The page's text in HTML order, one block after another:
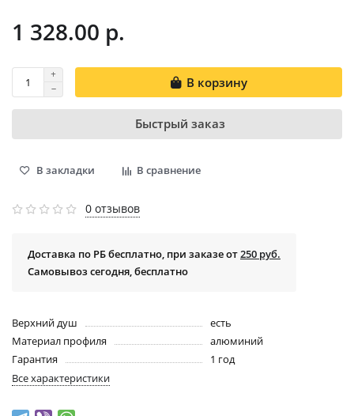
1 328.00 р.
В корзину
Быстрый заказ
В закладки В сравнение
0 отзывов
Доставка по РБ бесплатно, при заказе от250 руб.
Самовывоз сегодня, бесплатно
Верхний душ
есть
Материал профиля
алюминий
Гарантия
1 год
Все характеристики